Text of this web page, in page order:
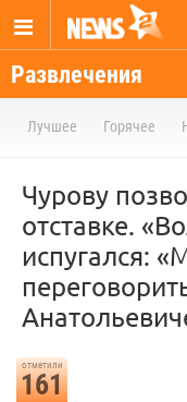
Развлечения
Лучшее Горячее
Чурову
отставке.
испугался:
отметили
161